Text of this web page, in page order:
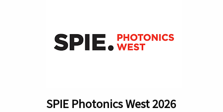
SPIE Photonics West 2026